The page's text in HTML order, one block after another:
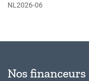
NL2026-06
Nos financeurs